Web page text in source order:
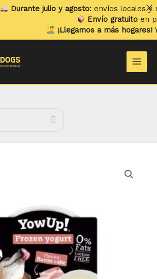
1.50 €.
Durante julio y agosto:envíos locales y
Envío gratuitoen
¡Llegamos a más hogares!Ya